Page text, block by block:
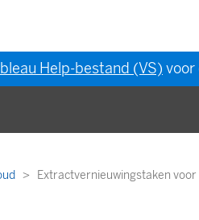
Help-bestand (VS) voor
Extractvernieuwingstaken